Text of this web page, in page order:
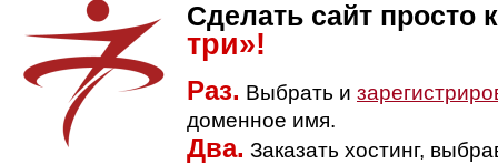
Сделать сайт просто
три»!
Раз. Выбрать и
доменное имя.
Два. Заказать хостинг,